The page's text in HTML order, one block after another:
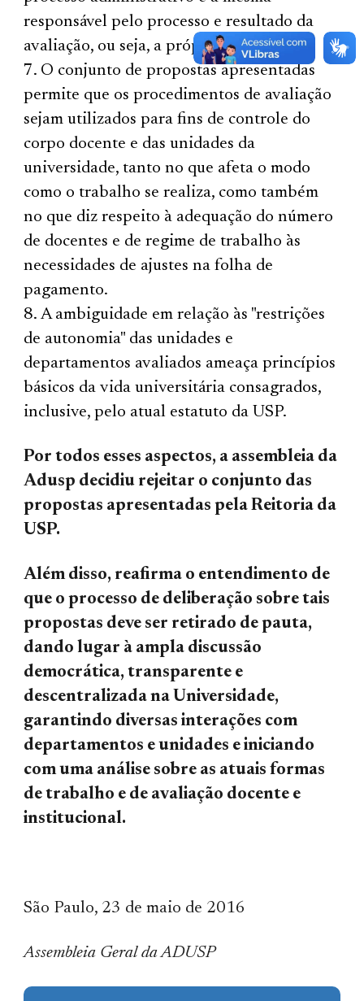
responsável pelo processo e resultado da
avaliação, ou seja, a própria CPA.
O conjunto de propostas apresentadas
permite que os procedimentos de avaliação
sejam utilizados para fins de controle do
corpo docente e das unidades da
universidade, tanto no que afeta o modo
como o trabalho se realiza, como também
no que diz respeito à adequação do número
de docentes e de regime de trabalho às
necessidades de ajustes na folha de
pagamento.
A ambiguidade em relação às "restrições
de autonomia" das unidades e
departamentos avaliados ameaça princípios
básicos da vida universitária consagrados,
inclusive, pelo atual estatuto da USP.
Por todos esses aspectos, a assembleia da
Adusp decidiu rejeitar o conjunto das
propostas apresentadas pela Reitoria da
USP.
Além disso, reafirma o entendimento de
que o processo de deliberação sobre tais
propostas deve ser retirado de pauta,
dando lugar à ampla discussão
democrática, transparente e
descentralizada na Universidade,
garantindo diversas interações com
departamentos e unidades e iniciando
com uma análise sobre as atuais formas
de trabalho e de avaliação docente e
institucional.
São Paulo, 23 de maio de 2016
Assembleia Geral da ADUSP